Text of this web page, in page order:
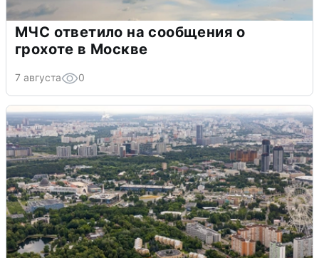
МЧС ответило на сообщения о
грохоте в Москве
7 августа 0